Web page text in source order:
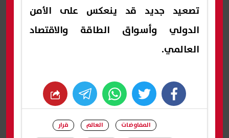
تصعيد جديد قد ينعكس على الأمن
الدولي وأسواق الطاقة والاقتصاد
العالمي.
facebook
twitter
whats
المفاوضات العالم
قرار